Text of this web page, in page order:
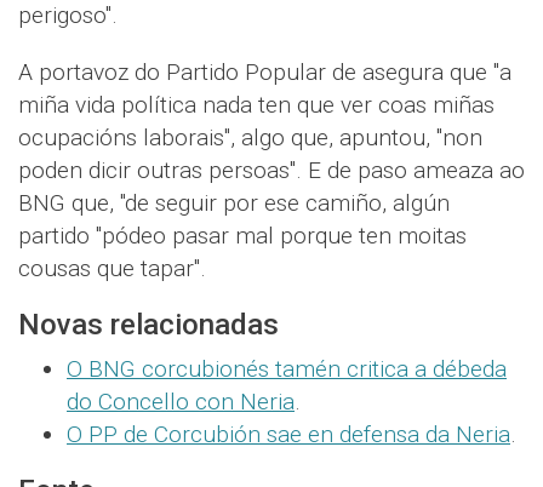
perigoso".
A portavoz do Partido Popular de asegura que "a
miña vida política nada ten que ver coas miñas
ocupacións laborais", algo que, apuntou, "non
poden dicir outras persoas". E de paso ameaza ao
BNG que, "de seguir por ese camiño, algún
partido "pódeo pasar mal porque ten moitas
cousas que tapar".
Novas relacionadas
O BNG corcubionés tamén critica a débeda
do Concello con Neria.
O PP de Corcubión sae en defensa da Neria.